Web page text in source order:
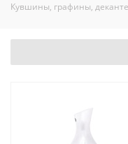
Кувшины, графины,